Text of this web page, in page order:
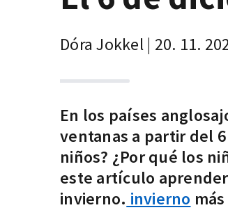
Dóra Jokkel | 20. 11.
En los países
ventanas a partir del
niños? ¿Por qué los
este artículo
invierno. invierno